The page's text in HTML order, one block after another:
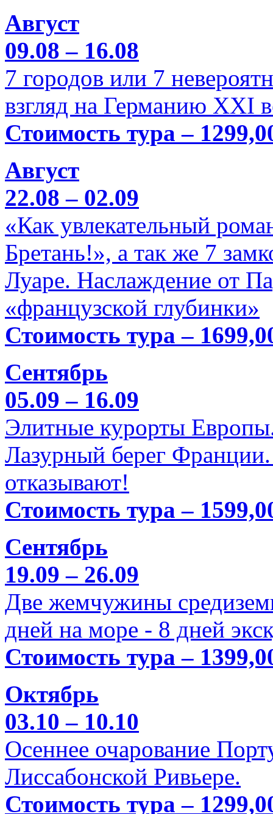
Август
09.08 – 16.08
7 городов или 7
взгляд на Германию XXI
Стоимость тура –
Август
22.08 – 02.09
«Как увлекательный
Бретань!», а так же 7
Луаре. Наслаждение от
«французской глубинки»
Стоимость тура –
Сентябрь
05.09 – 16.09
Элитные курорты
Лазурный берег
отказывают!
Стоимость тура –
Сентябрь
19.09 – 26.09
Две жемчужины
дней на море - 8 дней
Стоимость тура –
Октябрь
03.10 – 10.10
Осеннее очарование
Лиссабонской Ривьере.
Стоимость тура –